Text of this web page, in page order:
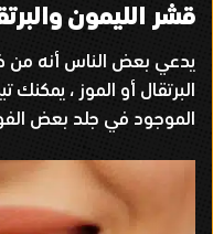
قشر الليمون
يدعي بعض الناس أنه من
البرتقال أو الموز ، يمكنك
الموجود في جلد بعض